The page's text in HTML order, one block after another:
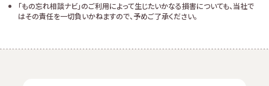
「もの忘れ相談ナビ」のご利用によって生じたいかなる損害についても、当社で
はその責任を一切負いかねますので、予めご了承ください。